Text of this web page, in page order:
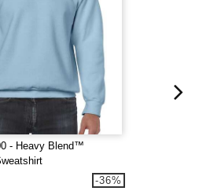
- Heavy Blend™
-36%